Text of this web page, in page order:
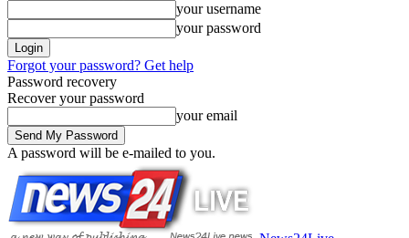
your username
your password
Forgot your password? Get help
Password recovery
Recover your password
your email
A password will be e-mailed to you.